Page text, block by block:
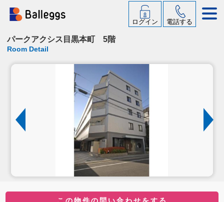
ログイン 電話する
パークアクシス目黒本町 5階
Room Detail